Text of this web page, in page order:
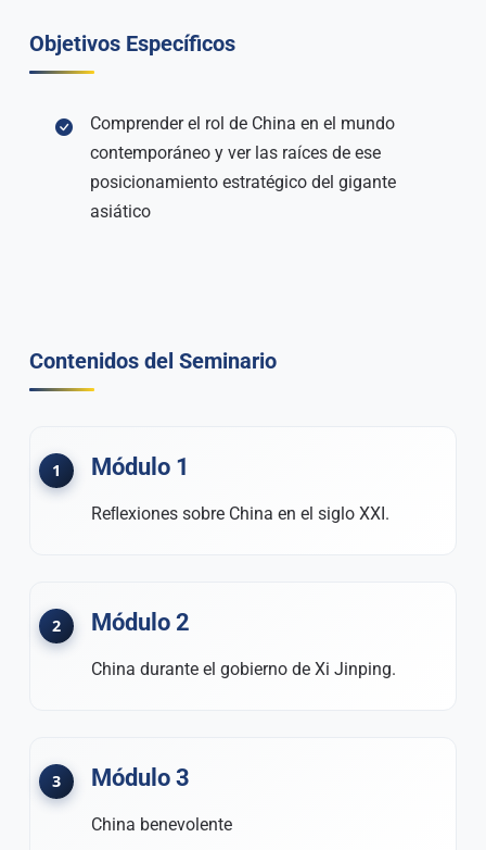
Objetivos Específicos
Comprender el rol de China en el mundo
contemporáneo y ver las raíces de ese
posicionamiento estratégico del gigante
asiático
Contenidos del Seminario
Módulo 1
Reﬂexiones sobre China en el siglo XXI.
Módulo 2
China durante el gobierno de Xi Jinping.
Módulo 3
China benevolente